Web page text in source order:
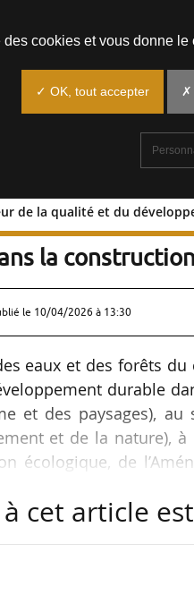
de la qualité et du
directeur de la
la construction
le 10/04/2026 à 13:30
eaux et des forêts
durable
et des paysages),
et de la nature),
écologique, de
arrêté du 08/04/
de l’École nationale
à cet article
cookies et vous donne
✓ OK, tout accepter ✗